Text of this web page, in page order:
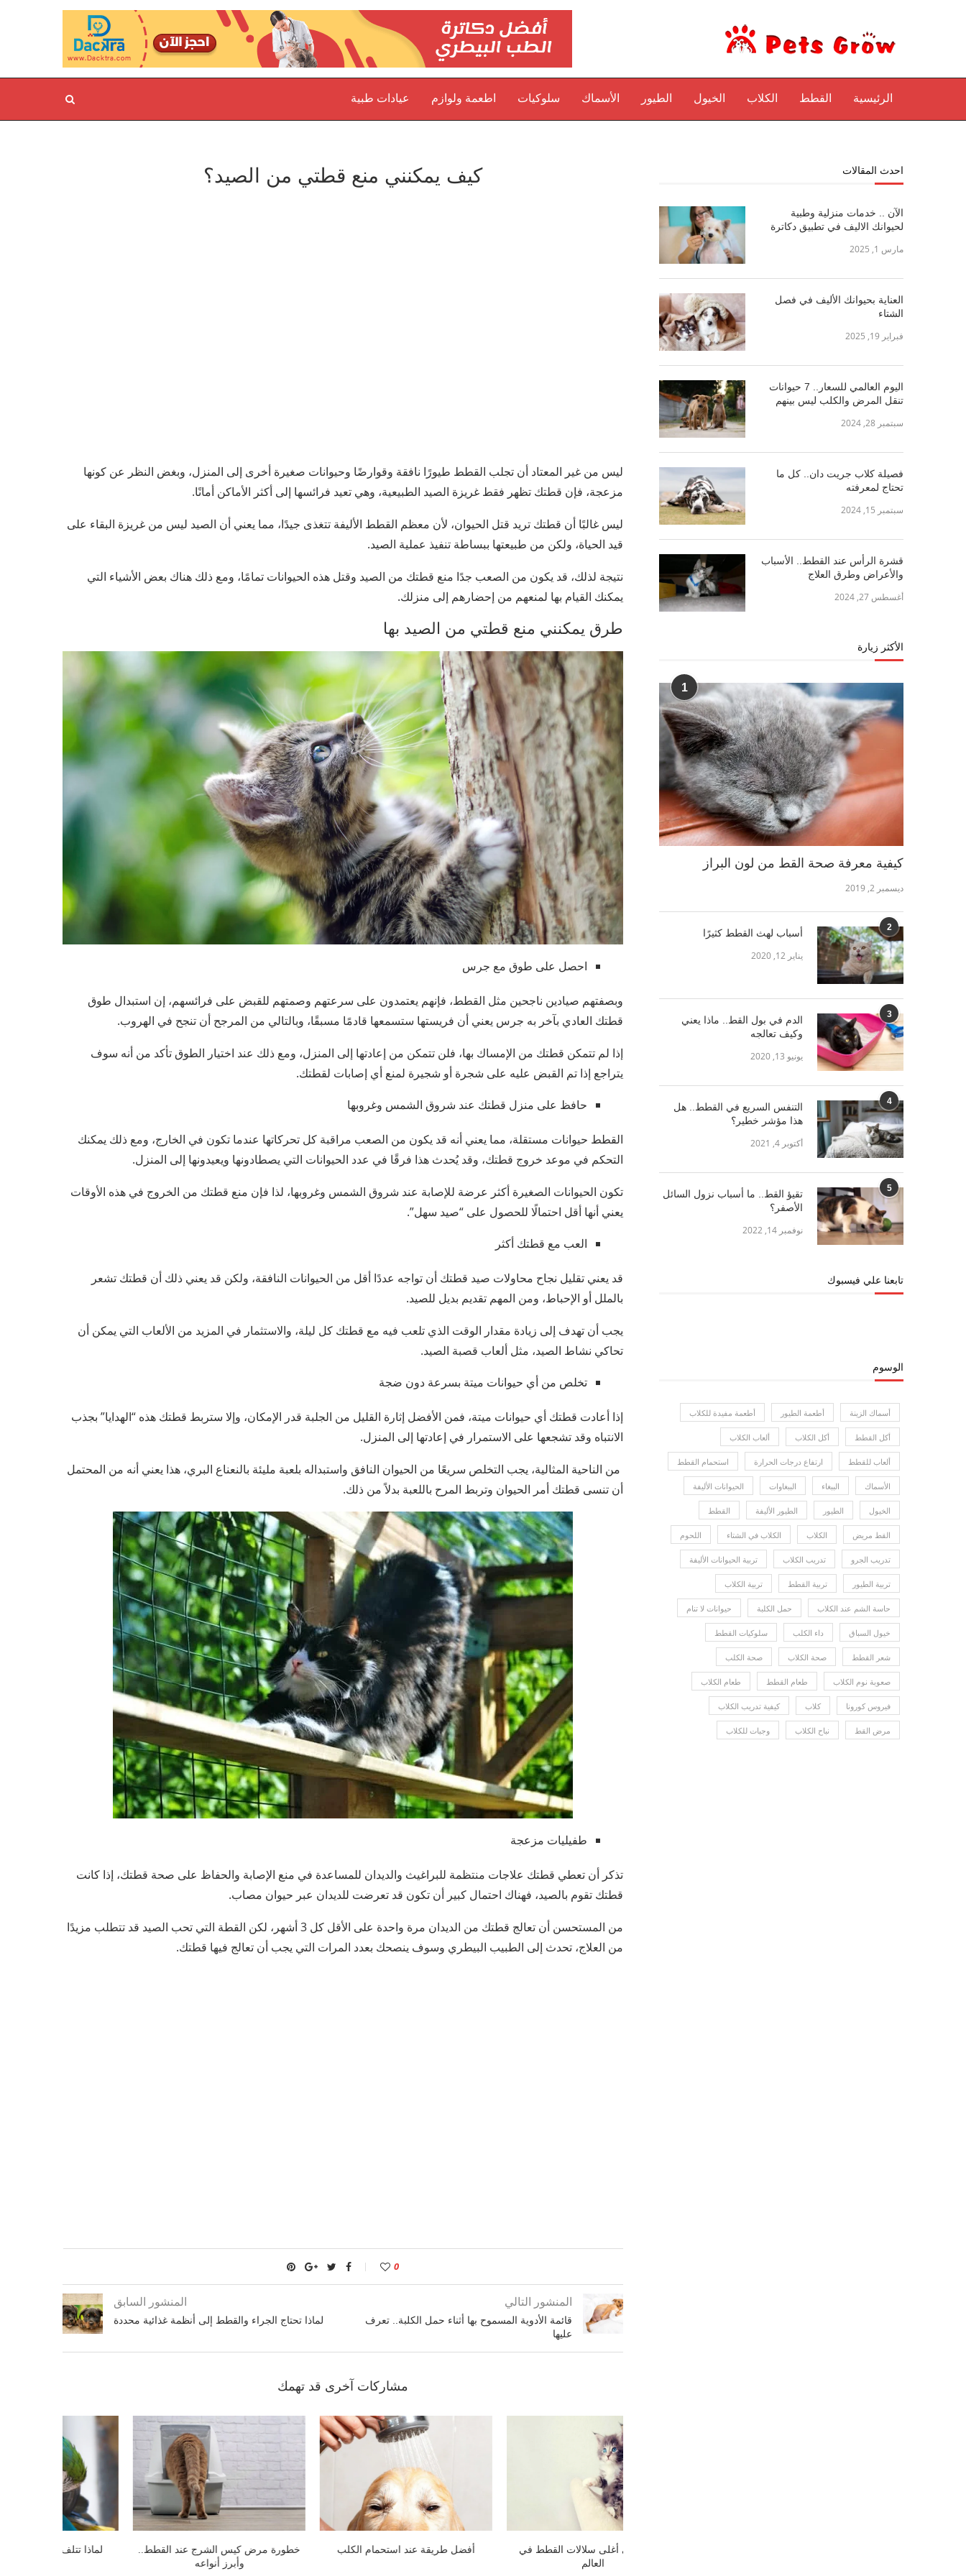
الرئيسية القطط الكلاب الخيول الطيور الأسماك سلوكيات اطعمة ولوازم عيادات طبية
كيف يمكنني منع قطتي من الصيد؟
ليس من غير المعتاد أن تجلب القطط طيورًا نافقة وقوارضًا وحيوانات صغيرة أخرى إلى المنزل، وبغض النظر عن كونها
مزعجة، فإن قطتك تظهر فقط غريزة الصيد الطبيعية، وهي تعيد فرائسها إلى أكثر الأماكن أمانًا.
ليس غالبًا أن قطتك تريد قتل الحيوان، لأن معظم القطط الأليفة تتغذى جيدًا، مما يعني أن الصيد ليس من غريزة البقاء على
قيد الحياة، ولكن من طبيعتها ببساطة تنفيذ عملية الصيد.
نتيجة لذلك، قد يكون من الصعب جدًا منع قطتك من الصيد وقتل هذه الحيوانات تمامًا، ومع ذلك هناك بعض الأشياء التي
يمكنك القيام بها لمنعهم من إحضارهم إلى منزلك.
طرق يمكنني منع قطتي من الصيد بها
احصل على طوق مع جرس
وبصفتهم صيادين ناجحين مثل القطط، فإنهم يعتمدون على سرعتهم وصمتهم للقبض على فرائسهم، إن استبدال طوق
قطتك العادي بآخر به جرس يعني أن فريستها ستسمعها قادمًا مسبقًا، وبالتالي من المرجح أن تنجح في الهروب.
إذا لم تتمكن قطتك من الإمساك بها، فلن تتمكن من إعادتها إلى المنزل، ومع ذلك عند اختيار الطوق تأكد من أنه سوف
يتراجع إذا تم القبض عليه على شجرة أو شجيرة لمنع أي إصابات لقطتك.
حافظ على منزل قطتك عند شروق الشمس وغروبها
القطط حيوانات مستقلة، مما يعني أنه قد يكون من الصعب مراقبة كل تحركاتها عندما تكون في الخارج، ومع ذلك يمكنك
التحكم في موعد خروج قطتك، وقد يُحدث هذا فرقًا في عدد الحيوانات التي يصطادونها ويعيدونها إلى المنزل.
تكون الحيوانات الصغيرة أكثر عرضة للإصابة عند شروق الشمس وغروبها، لذا فإن منع قطتك من الخروج في هذه الأوقات
يعني أنها أقل احتمالًا للحصول على “صيد سهل”.
العب مع قطتك أكثر
قد يعني تقليل نجاح محاولات صيد قطتك أن تواجه عددًا أقل من الحيوانات النافقة، ولكن قد يعني ذلك أن قطتك تشعر
بالملل أو الإحباط، ومن المهم تقديم بديل للصيد.
يجب أن تهدف إلى زيادة مقدار الوقت الذي تلعب فيه مع قطتك كل ليلة، والاستثمار في المزيد من الألعاب التي يمكن أن
تحاكي نشاط الصيد، مثل ألعاب قصبة الصيد.
تخلص من أي حيوانات ميتة بسرعة دون ضجة
إذا أعادت قطتك أي حيوانات ميتة، فمن الأفضل إثارة القليل من الجلبة قدر الإمكان، وإلا ستربط قطتك هذه “الهدايا” بجذب
الانتباه وقد تشجعها على الاستمرار في إعادتها إلى المنزل.
من الناحية المثالية، يجب التخلص سريعًا من الحيوان النافق واستبداله بلعبة مليئة بالنعناع البري، هذا يعني أنه من المحتمل
أن تنسى قطتك أمر الحيوان وتربط المرح باللعبة بدلاً من ذلك.
طفيليات مزعجة
تذكر أن تعطي قطتك علاجات منتظمة للبراغيث والديدان للمساعدة في منع الإصابة والحفاظ على صحة قطتك، إذا كانت
قطتك تقوم بالصيد، فهناك احتمال كبير أن تكون قد تعرضت للديدان عبر حيوان مصاب.
من المستحسن أن تعالج قطتك من الديدان مرة واحدة على الأقل كل 3 أشهر، لكن القطة التي تحب الصيد قد تتطلب مزيدًا
من العلاج، تحدث إلى الطبيب البيطري وسوف ينصحك بعدد المرات التي يجب أن تعالج فيها قطتك.
0
المنشور السابق
لماذا تحتاج الجراء والقطط إلى أنظمة غذائية محددة
المنشور التالي
قائمة الأدوية المسموح بها أثناء حمل الكلبة.. تعرف
عليها
مشاركات آخرى قد تهمك
لماذا تتلف الطيور ريشها وما العلاج
4 نصائح لرعاية القط الكبير في السن
لنشر الثقافة في مصر.. 6 أسباب تدفعك
احدث المقالات
الآن .. خدمات منزلية وطبية
لحيوانك الاليف في تطبيق دكاترة
مارس 1, 2025
العناية بحيوانك الأليف في فصل
الشتاء
فبراير 19, 2025
اليوم العالمي للسعار.. 7 حيوانات
تنقل المرض والكلب ليس بينهم
سبتمبر 28, 2024
فصيلة كلاب جريت دان.. كل ما
تحتاج لمعرفته
سبتمبر 15, 2024
قشرة الرأس عند القطط.. الأسباب
والأعراض وطرق العلاج
أغسطس 27, 2024
الأكثر زيارة
1
كيفية معرفة صحة القط من لون البراز
ديسمبر 2, 2019
2 أسباب لهث القطط كثيرًا
يناير 12, 2020
3
الدم في بول القط.. ماذا يعني
وكيف تعالجه
يونيو 13, 2020
4
التنفس السريع في القطط.. هل
هذا مؤشر خطير؟
أكتوبر 4, 2021
5
تقيؤ القط.. ما أسباب نزول السائل
الأصفر؟
نوفمبر 14, 2022
تابعنا علي فيسبوك
الوسوم
أسماك الزينة أطعمة الطيور أطعمة مفيدة للكلاب
أكل القطط أكل الكلاب ألعاب الكلاب
ألعاب للقطط ارتفاع درجات الحرارة استحمام القطط
الأسماك الببغاء الببغاوات الحيوانات الأليفة
الخيول الطيور الطيور الأليفة القطط
القط مريض الكلاب الكلاب في الشتاء اللحوم
تدريب الجرو تدريب الكلاب تربية الحيوانات الأليفة
تربية الطيور تربية القطط تربية الكلاب
حاسة الشم عند الكلاب حمل الكلبة حيوانات لا تنام
خيول السباق داء الكلب سلوكيات القطط
شعر القطط صحة الكلاب صحة الكلب
صعوبة نوم الكلاب طعام القطط طعام الكلاب
فيروس كورونا كلاب كيفية تدريب الكلاب
مرض القط نباح الكلاب وجبات للكلاب